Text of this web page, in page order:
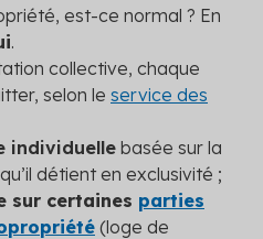
est-ce normal ? En
.
collective, chaque
selon le service des
individuellebasée sur la
détient en exclusivité ;
sur certaines parties
(loge de